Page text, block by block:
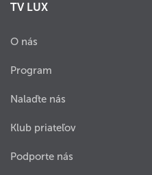
TV LUX
O nás
Program
Nalaďte nás
Klub priateľov
Podporte nás